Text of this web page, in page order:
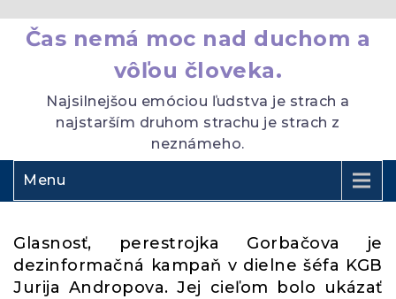
Čas nemá moc nad duchom a
vôľou človeka.
Najsilnejšou emóciou ľudstva je strach a
najstarším druhom strachu je strach z
neznámeho.
Menu
Glasnosť, perestrojka Gorbačova je
dezinformačná kampaň v dielne šéfa KGB
Jurija Andropova. Jej cieľom bolo ukázať